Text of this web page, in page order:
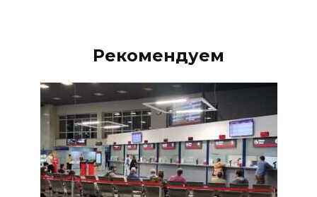
Рекомендуем